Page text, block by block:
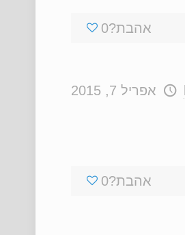
אהבת?0
אפריל 7, 2015
אהבת?0